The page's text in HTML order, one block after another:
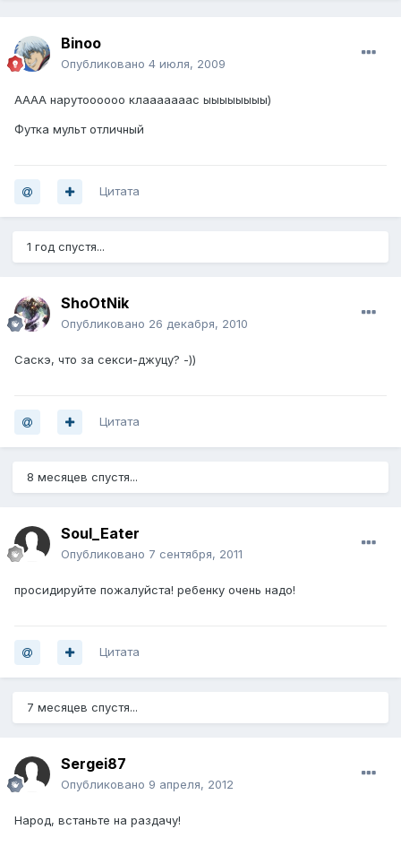
Binoo
Опубликовано 4 июля, 2009
АААА нарутоооооо клааааааас ыыыыыыыы)
Футка мульт отличный
Цитата
1 год спустя...
ShoOtNik
Опубликовано 26 декабря, 2010
Саскэ, что за секси-джуцу? -))
Цитата
8 месяцев спустя...
Soul_Eater
Опубликовано 7 сентября, 2011
просидируйте пожалуйста! ребенку очень надо!
Цитата
7 месяцев спустя...
Sergei87
Опубликовано 9 апреля, 2012
Народ, встаньте на раздачу!